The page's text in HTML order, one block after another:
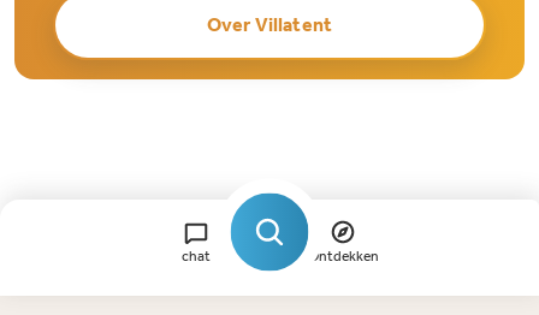
Over Villatent
chat Ontdekken